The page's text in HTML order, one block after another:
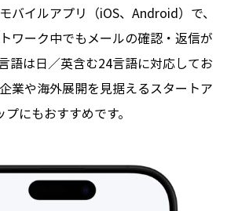
バイルアプリ（iOS、Android）で、
ワーク中でもメールの確認・返信が
語は日／英含む24言語に対応してお
業や海外展開を見据えるスタートア
プにもおすすめです。